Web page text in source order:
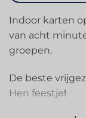
Indoor karten
van acht
groepen.
De beste
Hen feestje!